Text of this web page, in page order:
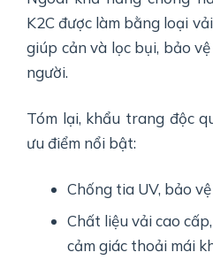
K2C được làm bằng loại
giúp cản và lọc bụi, bảo
người.
Tóm lại, khẩu trang độc
ưu điểm nổi bật:
Chống tia UV, bảo
Chất liệu vải cao
cảm giác thoải mái